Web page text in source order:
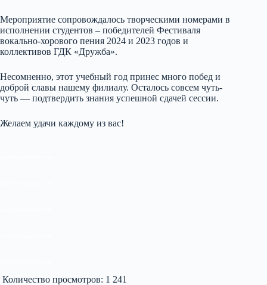
Мероприятие сопровождалось творческими номерами в
исполнении студентов – победителей Фестиваля
вокально-хорового пения 2024 и 2023 годов и
коллективов ГДК «Дружба».
Несомненно, этот учебный год принес много побед и
доброй славы нашему филиалу. Осталось совсем чуть-
чуть — подтвердить знания успешной сдачей сессии.
Желаем удачи каждому из вас!
Количество просмотров: 1 241